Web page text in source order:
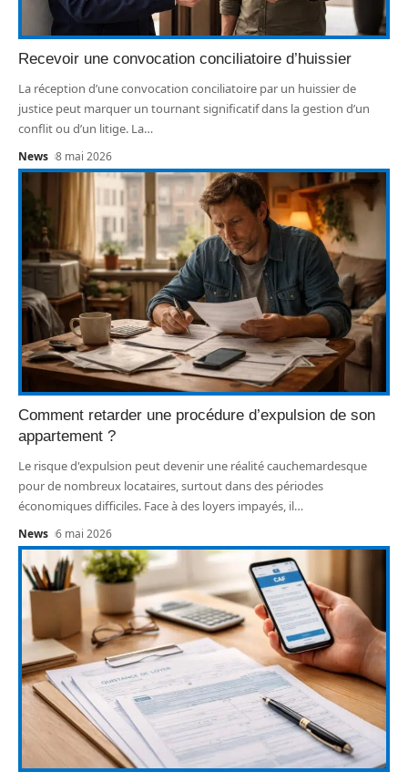
Recevoir une convocation conciliatoire d’huissier
La réception d’une convocation conciliatoire par un huissier de
justice peut marquer un tournant significatif dans la gestion d’un
conflit ou d’un litige. La…
News 8 mai 2026
Comment retarder une procédure d’expulsion de son
appartement ?
Le risque d'expulsion peut devenir une réalité cauchemardesque
pour de nombreux locataires, surtout dans des périodes
économiques difficiles. Face à des loyers impayés, il…
News 6 mai 2026